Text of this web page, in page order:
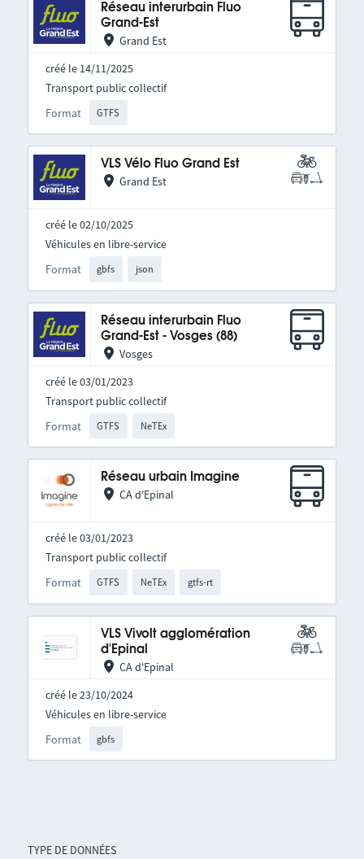
TYPE DE DONNÉES
Réseau interurbain Fluo
Grand-Est
Grand Est
créé le 14/11/2025
Format GTFS
Transport public collectif
VLS Vélo Fluo Grand Est
Grand Est
créé le 02/10/2025
Format gbfs json
Véhicules en libre-service
Réseau interurbain Fluo
Grand-Est - Vosges (88)
Vosges
créé le 03/01/2023
Format GTFS NeTEx
Transport public collectif
Réseau urbain Imagine
CA d'Epinal
créé le 03/01/2023
Format GTFS NeTEx gtfs-rt
Transport public collectif
VLS Vivolt agglomération
d'Epinal
CA d'Epinal
créé le 23/10/2024
Format gbfs
Véhicules en libre-service